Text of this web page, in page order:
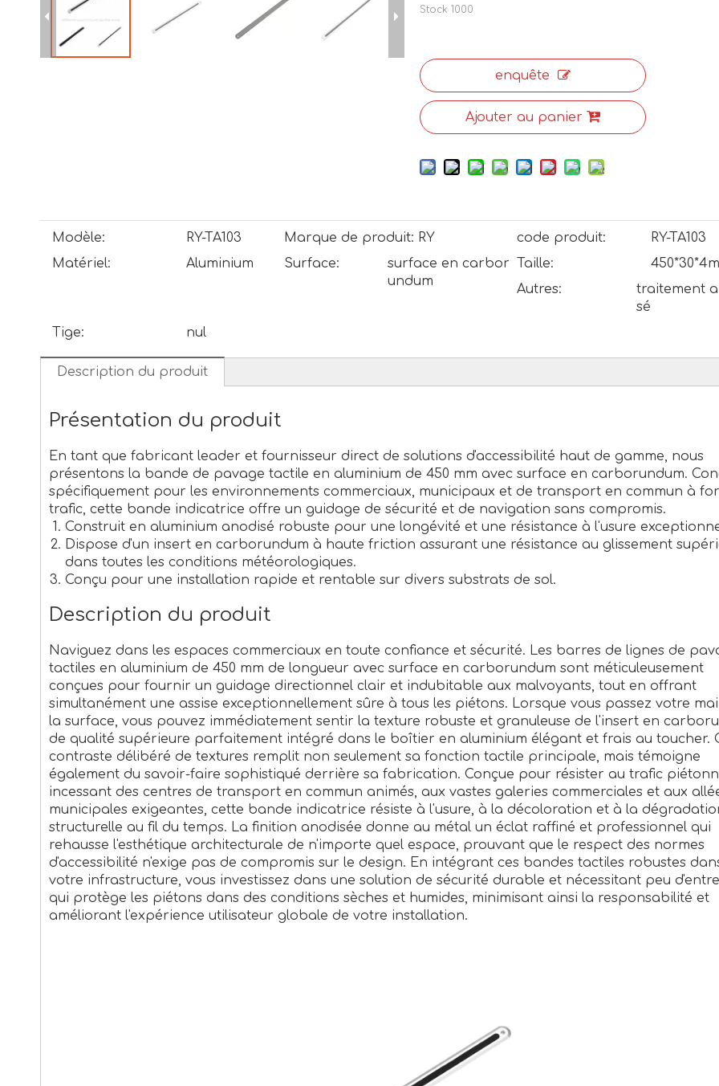
Stock 1000
enquête
Ajouter au panier
Modèle: RY-TA103 Marque de produit: RY code produit:
RY-TA103
Matériel:
Aluminium Surface:
surface en carbor
undum
Taille:
Autres:
traitement
sé
Tige:
nul
Description du produit
Présentation du produit
En tant que fabricant leader et fournisseur direct de solutions d'accessibilité haut de gamme, nous
présentons la bande de pavage tactile en aluminium de 450 mm avec surface en carborundum.
spécifiquement pour les environnements commerciaux, municipaux et de transport en commun à
trafic, cette bande indicatrice offre un guidage de sécurité et de navigation sans compromis.
Construit en aluminium anodisé robuste pour une longévité et une résistance à l'usure
Dispose d'un insert en carborundum à haute friction assurant une résistance au glissement
dans toutes les conditions météorologiques.
Conçu pour une installation rapide et rentable sur divers substrats de sol.
Description du produit
Naviguez dans les espaces commerciaux en toute confiance et sécurité. Les barres de lignes de
tactiles en aluminium de 450 mm de longueur avec surface en carborundum sont méticuleusement
conçues pour fournir un guidage directionnel clair et indubitable aux malvoyants, tout en offrant
simultanément une assise exceptionnellement sûre à tous les piétons. Lorsque vous passez votre
la surface, vous pouvez immédiatement sentir la texture robuste et granuleuse de l'insert en
de qualité supérieure parfaitement intégré dans le boîtier en aluminium élégant et frais au toucher.
contraste délibéré de textures remplit non seulement sa fonction tactile principale, mais témoigne
également du savoir-faire sophistiqué derrière sa fabrication. Conçue pour résister au trafic
incessant des centres de transport en commun animés, aux vastes galeries commerciales et aux
municipales exigeantes, cette bande indicatrice résiste à l'usure, à la décoloration et à la
structurelle au fil du temps. La finition anodisée donne au métal un éclat raffiné et professionnel qui
rehausse l'esthétique architecturale de n'importe quel espace, prouvant que le respect des normes
d'accessibilité n'exige pas de compromis sur le design. En intégrant ces bandes tactiles robustes
votre infrastructure, vous investissez dans une solution de sécurité durable et nécessitant peu
qui protège les piétons dans des conditions sèches et humides, minimisant ainsi la responsabilité et
améliorant l'expérience utilisateur globale de votre installation.